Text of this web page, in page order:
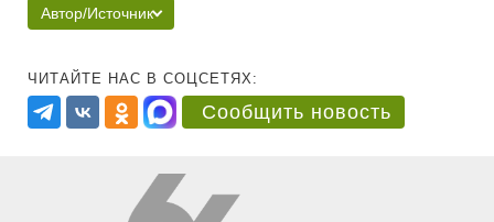
Автор/Источник
ЧИТАЙТЕ НАС В СОЦСЕТЯХ:
Сообщить новость